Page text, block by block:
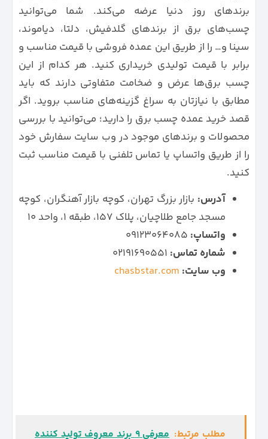
برندهای روز دنیا عرضه می‌کند. شما می‌توانید
چسب‌های برق از برندهای گلدفیش، دلتا، دیاموند،
سینا و… را از طریق این عمده فروشی با قیمت مناسب و
برابر با قیمت تولیدی خریداری کنید. هر کدام از این
چسب برق‌ها عرض و ضخامت متفاوتی دارند که باید
مطابق با نیازتان به سراغ گزینه‌های مناسب بروید. اگر
قصد خرید عمده چسب برق را دارید؛ می‌توانید با بررسی
محصولات و برندهای موجود در وب سایت سفارش خود
را از طریق واتساپ یا تماس تلفنی با قیمت مناسب ثبت
کنید.
آدرس: بازار بزرگ تهران، کوچه بازار آهنگران، کوچه
مسجد جامع طلاچیان، پلاک 157، طبقه 1، واحد 10
واتساپ: 09123064085
شماره تماس:
وب سایت: chasbstar.com
مطلب مرتبط: معرفی 9 برند معروف تولید کننده